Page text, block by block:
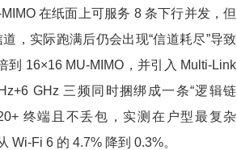
在纸面上可服务 8 条下行并发，但
，实际跑满后仍会出现“信道耗尽”导致
到 16×16 MU-MIMO，并引入 Multi-Link
GHz 三频同时捆绑成一条“逻辑链
终端且不丢包，实测在户型最复杂
Wi-Fi 6 的 4.7% 降到 0.3%。